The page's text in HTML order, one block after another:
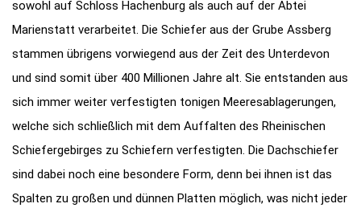
sowohl auf Schloss Hachenburg als auch auf der Abtei
Marienstatt verarbeitet. Die Schiefer aus der Grube Assberg
stammen übrigens vorwiegend aus der Zeit des Unterdevon
und sind somit über 400 Millionen Jahre alt. Sie entstanden aus
sich immer weiter verfestigten tonigen Meeresablagerungen,
welche sich schließlich mit dem Auffalten des Rheinischen
Schiefergebirges zu Schiefern verfestigten. Die Dachschiefer
sind dabei noch eine besondere Form, denn bei ihnen ist das
Spalten zu großen und dünnen Platten möglich, was nicht jeder